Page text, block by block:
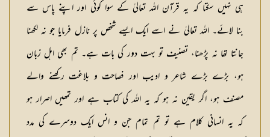
ہی نہیں سکتا کہ یہ قرآن اللہ تعالیٰ کے سوا کوئی اور اپنے پاس سے
بنا لائے۔ اللہ تعالیٰ نے اسے ایک ایسے شخص پر نازل فرمایا جو نہ لکھنا
جانتا تھا نہ پڑھنا، تصنیف تو بہت دور کی بات ہے۔ تم بھی اہل زبان
ہو، بڑے بڑے شاعر و ادیب اور فصاحت و بلاغت رکھنے والے
مصنف ہو، اگر یقین نہ ہو کہ یہ اللہ کی کتاب ہے اور تمھیں اصرار ہو
کہ یہ انسانی کلام ہے تو تم تمام جن و انس ایک دوسرے کی مدد